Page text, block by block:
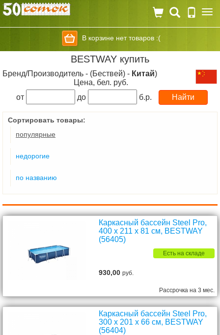
В корзине нет товаров :(
BESTWAY купить
Бренд/Производитель - (Бествей) - Китай)
Цена, бел. руб.
от
до б.р.
Сортировать товары:
популярные
недорогие
по названию
Каркасный бассейн Steel Pro,
400 х 211 х 81 см, BESTWAY
(56405)
Есть на складе
930,00руб.
Рассрочка на 3 мес.
Каркасный бассейн Steel Pro,
300 х 201 х 66 см, BESTWAY
(56404)